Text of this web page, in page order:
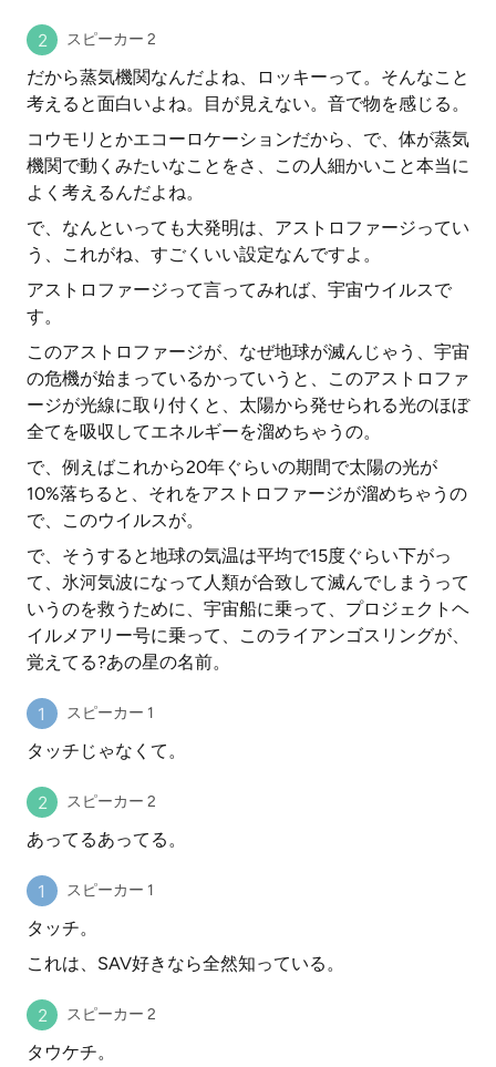
スピーカー 2
だから蒸気機関なんだよね、ロッキーって。そんなこと
考えると面白いよね。目が見えない。音で物を感じる。
コウモリとかエコーロケーションだから、で、体が蒸気
機関で動くみたいなことをさ、この人細かいこと本当に
よく考えるんだよね。
で、なんといっても大発明は、アストロファージってい
う、これがね、すごくいい設定なんですよ。
アストロファージって言ってみれば、宇宙ウイルスで
す。
このアストロファージが、なぜ地球が滅んじゃう、宇宙
の危機が始まっているかっていうと、このアストロファ
ージが光線に取り付くと、太陽から発せられる光のほぼ
全てを吸収してエネルギーを溜めちゃうの。
で、例えばこれから20年ぐらいの期間で太陽の光が
10%落ちると、それをアストロファージが溜めちゃうの
で、このウイルスが。
で、そうすると地球の気温は平均で15度ぐらい下がっ
て、氷河気波になって人類が合致して滅んでしまうって
いうのを救うために、宇宙船に乗って、プロジェクトヘ
イルメアリー号に乗って、このライアンゴスリングが、
覚えてる?あの星の名前。
スピーカー 1
タッチじゃなくて。
スピーカー 2
あってるあってる。
スピーカー 1
タッチ。
これは、SAV好きなら全然知っている。
スピーカー 2
タウケチ。